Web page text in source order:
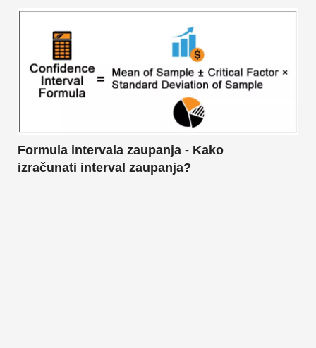
Formula intervala zaupanja - Kako
izračunati interval zaupanja?